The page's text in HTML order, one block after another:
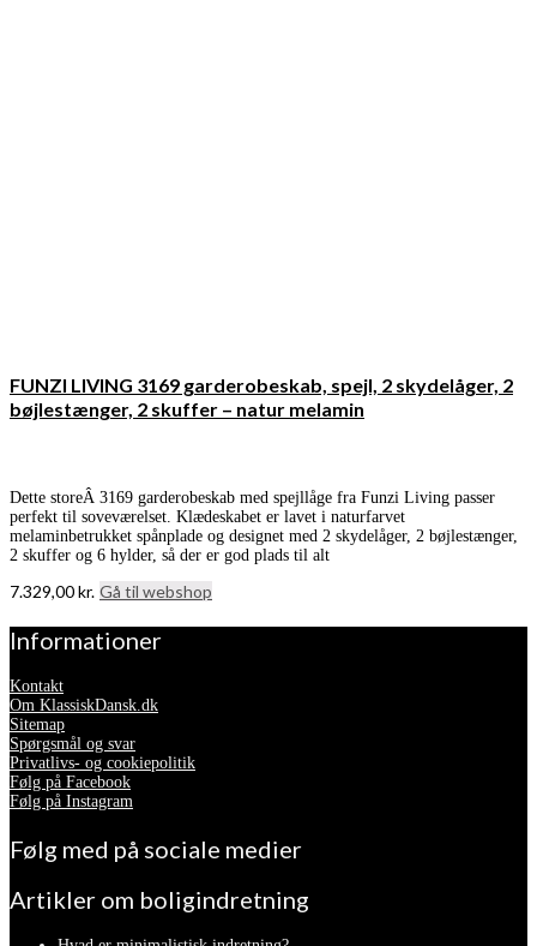
FUNZI LIVING 3169 garderobeskab, spejl, 2 skydelåger, 2
bøjlestænger, 2 skuffer – natur melamin
Dette storeÂ 3169 garderobeskab med spejllåge fra Funzi Living passer
perfekt til soveværelset. Klædeskabet er lavet i naturfarvet
melaminbetrukket spånplade og designet med 2 skydelåger, 2 bøjlestænger,
2 skuffer og 6 hylder, så der er god plads til alt
7.329,00kr. Gå til webshop
Informationer
Kontakt
Om KlassiskDansk.dk
Sitemap
Spørgsmål og svar
Privatlivs- og cookiepolitik
Følg på Facebook
Følg på Instagram
Følg med på sociale medier
Artikler om boligindretning